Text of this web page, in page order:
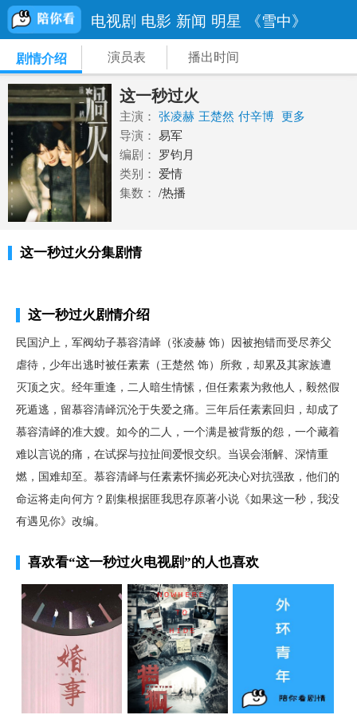
电视剧 电影 新闻 明星 《雪中》
剧情介绍 演员表 播出时间
这一秒过火
主演： 张凌赫 王楚然 付辛博 更多
导演： 易军
编剧： 罗钧月
类别： 爱情
集数： /热播
这一秒过火分集剧情
这一秒过火剧情介绍
民国沪上，军阀幼子慕容清峄（张凌赫 饰）因被抱错而受尽养父
虐待，少年出逃时被任素素（王楚然 饰）所救，却累及其家族遭
灭顶之灾。经年重逢，二人暗生情愫，但任素素为救他人，毅然假
死遁逃，留慕容清峄沉沦于失爱之痛。三年后任素素回归，却成了
慕容清峄的准大嫂。如今的二人，一个满是被背叛的怨，一个藏着
难以言说的痛，在试探与拉扯间爱恨交织。当误会渐解、深情重
燃，国难却至。慕容清峄与任素素怀揣必死决心对抗强敌，他们的
命运将走向何方？剧集根据匪我思存原著小说《如果这一秒，我没
有遇见你》改编。
喜欢看“这一秒过火电视剧”的人也喜欢